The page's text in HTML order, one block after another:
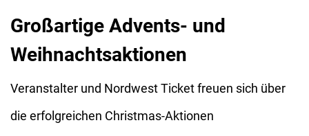
Großartige Advents- und
Weihnachtsaktionen
Veranstalter und Nordwest Ticket freuen sich über
die erfolgreichen Christmas-Aktionen